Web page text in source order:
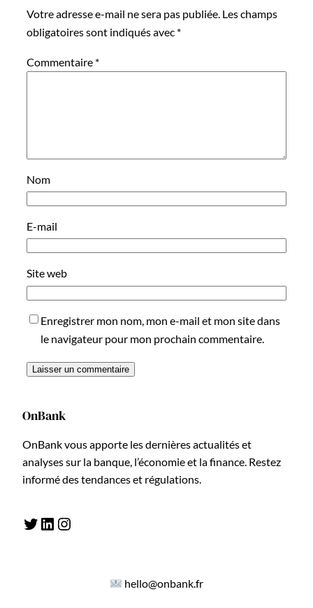
Votre adresse e-mail ne sera pas publiée. Les champs
obligatoires sont indiqués avec *
Commentaire *
Nom
E-mail
Site web
Enregistrer mon nom, mon e-mail et mon site dans
le navigateur pour mon prochain commentaire.
OnBank
OnBank vous apporte les dernières actualités et
analyses sur la banque, l’économie et la finance. Restez
informé des tendances et régulations.
Twitter LinkedIn Instagram
hello@onbank.fr